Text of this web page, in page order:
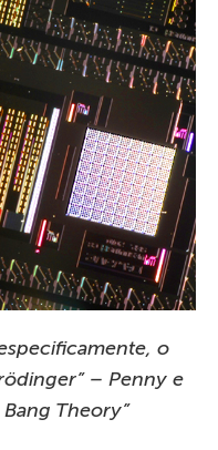
o
– Penny e
Theory”